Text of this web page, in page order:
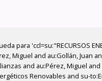
para 'ccl=su:"RECURSOS
Miguel and au:Gollán, Juan
and au:Pérez, Miguel
Renovables and su-